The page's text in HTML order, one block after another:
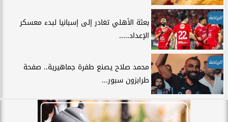
الرياضة
بعثة الأهلي تغادر إلى إسبانيا لبدء معسكر
الإعداد.....
الرياضة
محمد صلاح يصنع طفرة جماهيرية.. صفحة
طرابزون سبور...